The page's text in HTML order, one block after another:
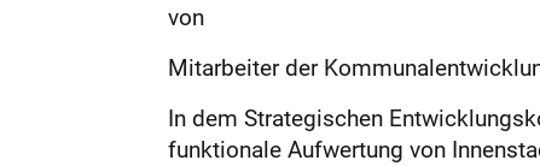
von
Mitarbeiter der
In dem Strategischen
funktionale Aufwertung von